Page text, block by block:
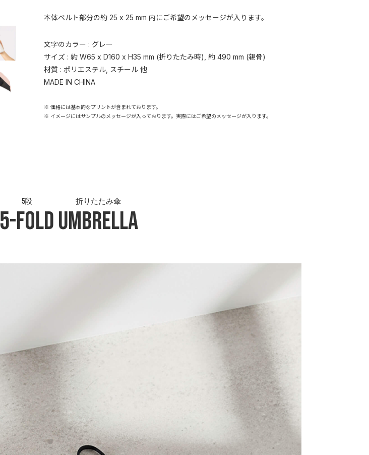
本体ベルト部分の約 25 x 25 mm 内にご希望のメッセージが入ります。
文字のカラー : グレー
サイズ : 約 W65 x D160 x H35 mm (折りたたみ時), 約 490 mm (親骨)
材質 : ポリエステル, スチール 他
MADE IN CHINA
※ 価格には基本的なプリントが含まれております。
※ イメージにはサンプルのメッセージが入っております。実際にはご希望のメッセージが入ります。
5-Fold
5段
Umbrella
折りたたみ傘